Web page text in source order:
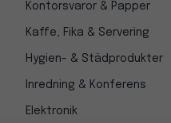
Kontorsvaror & Papper
Kaffe, Fika & Servering
Hygien- & Städprodukter
Inredning & Konferens
Elektronik